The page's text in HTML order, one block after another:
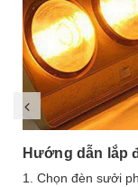
Hướng dẫn lắp
1. Chọn đèn sưởi